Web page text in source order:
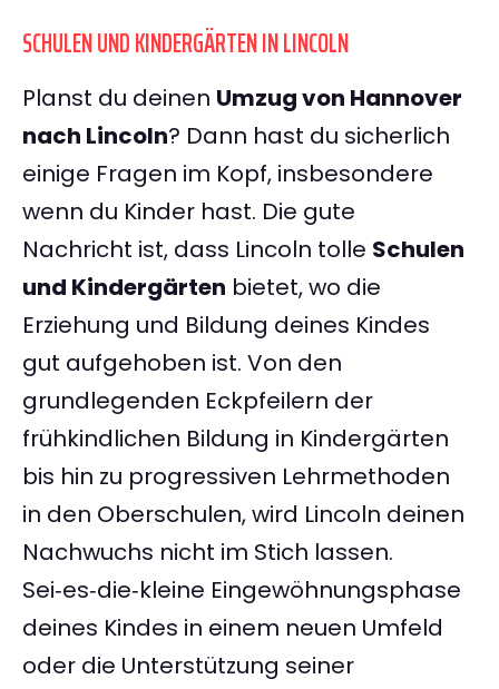
SCHULEN UND KINDERGÄRTEN IN LINCOLN
Planst du deinen Umzug von Hannover
nach Lincoln? Dann hast du sicherlich
einige Fragen im Kopf, insbesondere
wenn du Kinder hast. Die gute
Nachricht ist, dass Lincoln tolle Schulen
und Kindergärten bietet, wo die
Erziehung und Bildung deines Kindes
gut aufgehoben ist. Von den
grundlegenden Eckpfeilern der
frühkindlichen Bildung in Kindergärten
bis hin zu progressiven Lehrmethoden
in den Oberschulen, wird Lincoln deinen
Nachwuchs nicht im Stich lassen.
Sei‑es‑die‑kleine Eingewöhnungsphase
deines Kindes in einem neuen Umfeld
oder die Unterstützung seiner